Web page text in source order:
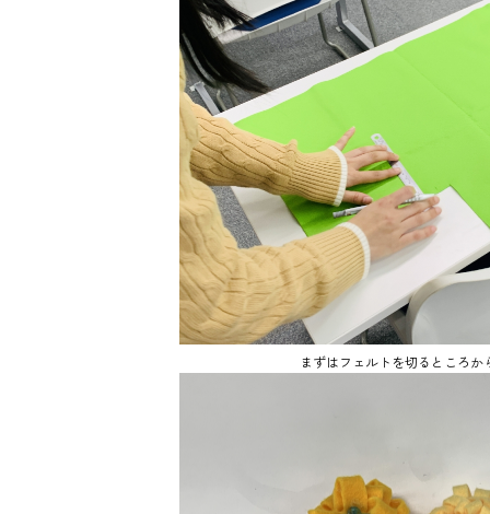
まずはフェルトを切るところか